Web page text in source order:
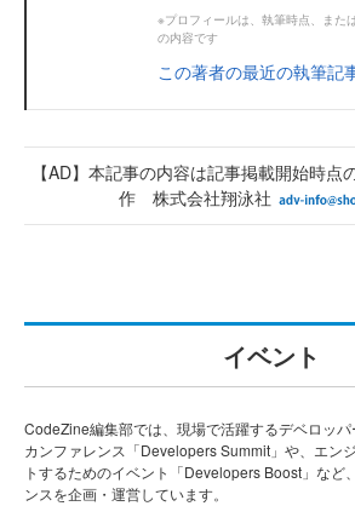
※プロフィールは、執筆時点、また
の内容です
この著者の最近の執筆記
【AD】本記事の内容は記事掲載開始時
作 株式会社翔泳社
イベント
CodeZine編集部では、現場で活躍するデベロッ
カンファレンス「Developers Summit」や、エン
トするためのイベント「Developers Boost」など
ンスを企画・運営しています。